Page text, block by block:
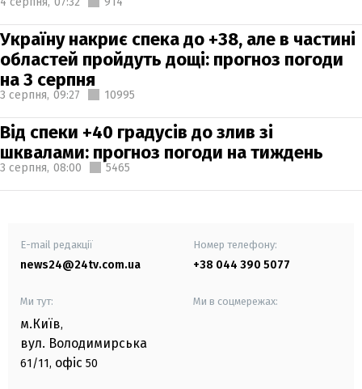
Україну накриє спека до +38, але в частині
областей пройдуть дощі: прогноз погоди
на 3 серпня
3 серпня, 09:27 10995
Від спеки +40 градусів до злив зі
шквалами: прогноз погоди на тиждень
3 серпня, 08:00 5465
E-mail редакції
news24@24tv.com.ua
Номер телефону:
+38 044 390 5077
Ми тут:
м.Київ,
вул. Володимирська
61/11, офіс 50
Ми в соцмережах: